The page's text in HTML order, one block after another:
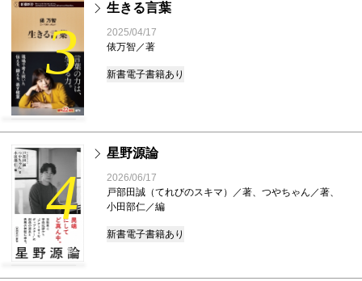
3
生きる言葉
2025/04/17
俵万智／著
新書電子書籍あり
4
星野源論
2026/06/17
戸部田誠（てれびのスキマ）／著、つやちゃん／著、
小田部仁／編
新書電子書籍あり